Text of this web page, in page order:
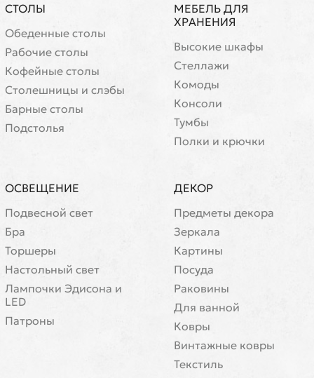
СТОЛЫ
Обеденные столы
Рабочие столы
Кофейные столы
Cтолешницы и слэбы
Барные столы
Подстолья
МЕБЕЛЬ ДЛЯ
ХРАНЕНИЯ
Высокие шкафы
Стеллажи
Комоды
Консоли
Тумбы
Полки и крючки
ОСВЕЩЕНИЕ
Подвесной свет
Бра
Торшеры
Настольный свет
Лампочки Эдисона и
LED
Патроны
ДЕКОР
Предметы декора
Зеркала
Картины
Посуда
Раковины
Для ванной
Ковры
Винтажные ковры
Текстиль